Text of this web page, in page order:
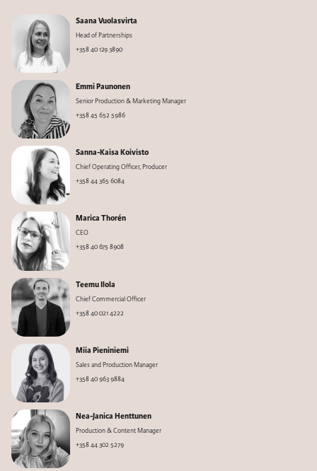
Saana Vuolasvirta
Head of Partnerships
+358 40 129 3890
Emmi Paunonen
Senior Production & Marketing Manager
+358 45 652 5986
Sanna-Kaisa Koivisto
Chief Operating Officer, Producer
+358 44 365 6084
Marica Thorén
CEO
+358 40 675 8908
Teemu Ilola
Chief Commercial Officer
+358 40 021 4222
Miia Pieniniemi
Sales and Production Manager
+358 40 963 9884
Nea-Janica Henttunen
Production & Content Manager
+358 44 302 5279